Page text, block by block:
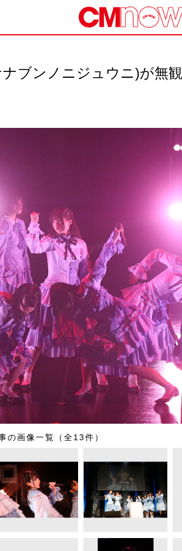
ブンノニジュウニ)が無
の画像一覧（全13件）